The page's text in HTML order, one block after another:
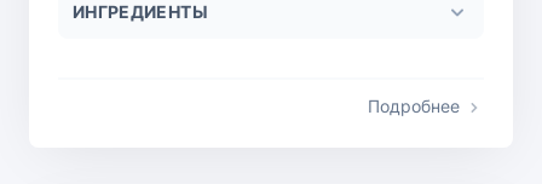
ИНГРЕДИЕНТЫ
Подробнее